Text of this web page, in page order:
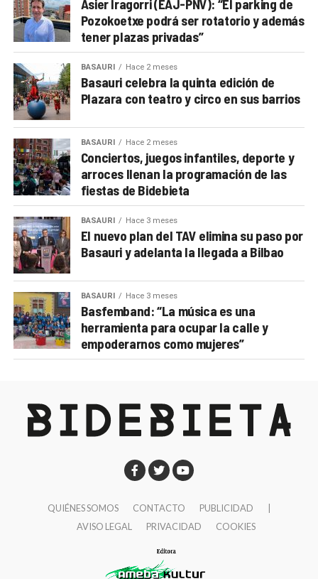
Asier Iragorri (EAJ-PNV): “El parking de
Pozokoetxe podrá ser rotatorio y además
tener plazas privadas”
BASAURI Hace 2 meses
Basauri celebra la quinta edición de
Plazara con teatro y circo en sus barrios
BASAURI Hace 2 meses
Conciertos, juegos infantiles, deporte y
arroces llenan la programación de las
fiestas de Bidebieta
BASAURI Hace 3 meses
El nuevo plan del TAV elimina su paso por
Basauri y adelanta la llegada a Bilbao
BASAURI Hace 3 meses
Basfemband: “La música es una
herramienta para ocupar la calle y
empoderarnos como mujeres”
QUIÉNES SOMOS CONTACTO PUBLICIDAD
AVISO LEGAL
PRIVACIDAD COOKIES